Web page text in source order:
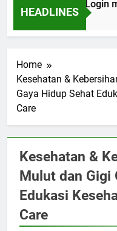
HEADLINES
EDWINSLOT Login
Ago
Home
Kesehatan &
Gaya Hidup Sehat
Care
Kesehatan &
Mulut dan Gigi
Edukasi
Care